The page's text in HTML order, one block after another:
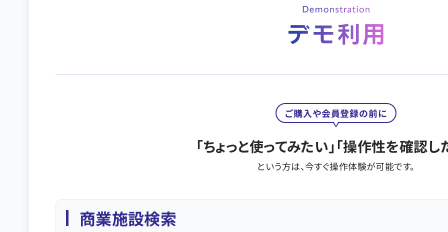
ご購入や会員登録の前に
「ちょっと使ってみたい」 「操作性を確認し
という方は、今すぐ操作体験が可能です。
商業施設検索